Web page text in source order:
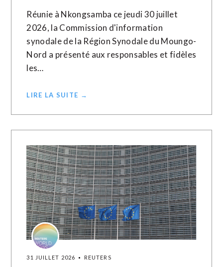
Réunie à Nkongsamba ce jeudi 30 juillet
2026, la Commission d'information
synodale de la Région Synodale du Moungo-
Nord a présenté aux responsables et fidèles
les…
LIRE LA SUITE →
31 JUILLET 2026 REUTERS